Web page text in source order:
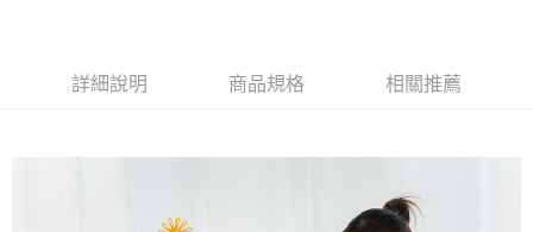
２．訂單成立數日內，您將收到繳費通知簡訊。
３．收到繳費通知簡訊後14天內，點擊此簡訊中的連結，可透過四大超商／
購買商品的店家。未經商家同意取消之訂單仍視為有效，需透過AFTEE先享
※ 交易是否成功請以「AFTEE先享後付 」之結帳頁面顯示為準，若有關於
是否繳費成功／繳費後需取消欲退款等相關疑問，請聯繫「AFTEE先享後付
每筆NT$100，滿NT$999(含以上)免運費
詳細說明 商品規格 相關推薦